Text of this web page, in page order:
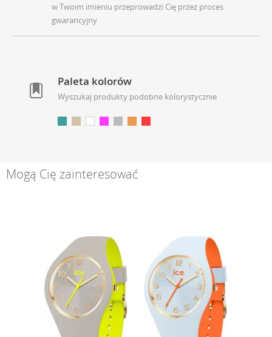
w Twoim imieniu przeprowadzi Cię przez proces
gwarancyjny
Paleta kolorów
Wyszukaj produkty podobne kolorystycznie
Mogą Cię zainteresować